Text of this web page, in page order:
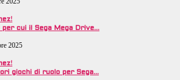
per cui il Sega Mega Drive…
2025
giochi di ruolo per Sega…